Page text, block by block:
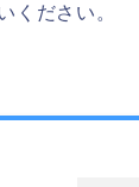
ください。